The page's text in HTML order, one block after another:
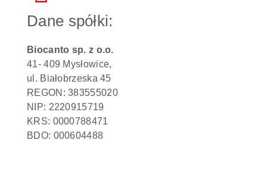
Dane spółki:
Biocanto sp. z o.o.
41- 409 Mysłowice,
ul. Białobrzeska 45
REGON: 383555020
NIP: 2220915719
KRS: 0000788471
BDO: 000604488